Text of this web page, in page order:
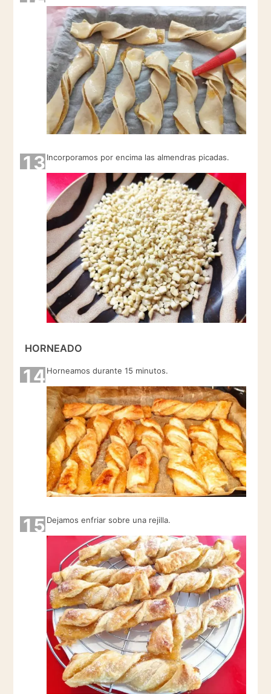
13 Incorporamos por encima las almendras picadas.
HORNEADO
14 Horneamos durante 15 minutos.
15 Dejamos enfriar sobre una rejilla.